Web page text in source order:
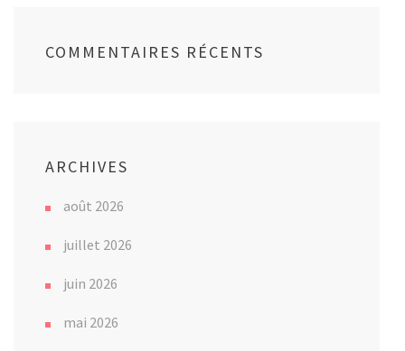
COMMENTAIRES RÉCENTS
ARCHIVES
août 2026
juillet 2026
juin 2026
mai 2026